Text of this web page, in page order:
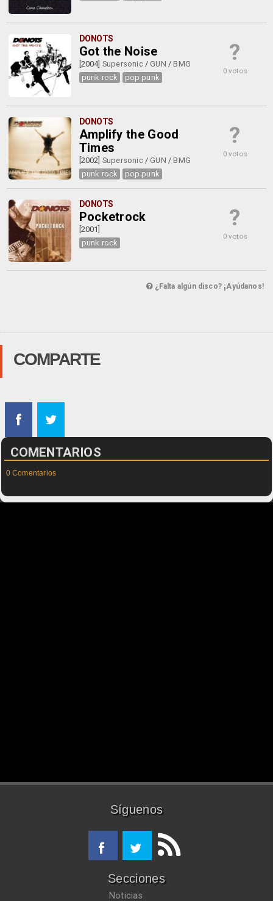
DONOTS
Got the Noise
[2004] Supersonic / GUN / BMG
punk rock
pop punk
?
0 votos
DONOTS
Amplify the Good
Times
[2002] Supersonic / GUN / BMG
punk rock
pop punk
?
0 votos
DONOTS
Pocketrock
[2001]
punk rock
?
0 votos
¿Falta algún disco? ¡Ayúdanos!
COMPARTE
COMENTARIOS
0 Comentarios
Síguenos
Secciones
Noticias